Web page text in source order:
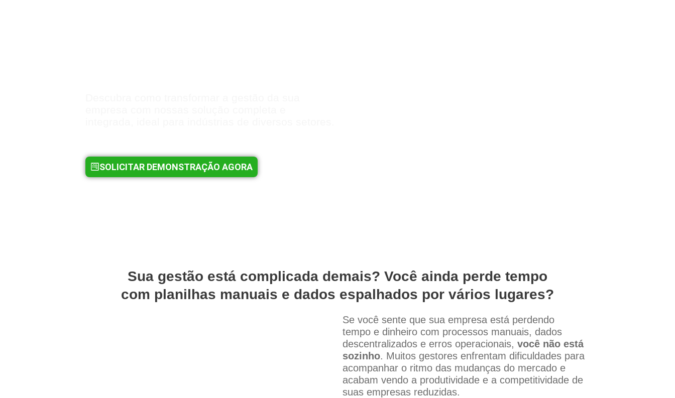
SOLICITAR DEMONSTRAÇÃO AGORA
Sua gestão está complicada demais? Você ainda perde tempo
com planilhas manuais e dados espalhados por vários lugares?
Se você sente que sua empresa está perdendo
tempo e dinheiro com processos manuais, dados
descentralizados e erros operacionais, você não está
sozinho. Muitos gestores enfrentam dificuldades para
acompanhar o ritmo das mudanças do mercado e
acabam vendo a produtividade e a competitividade de
suas empresas reduzidas.